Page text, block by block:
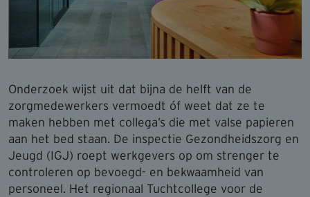
Onderzoek wijst uit dat bijna de helft van de
zorgmedewerkers vermoedt óf weet dat ze te
maken hebben met collega’s die met valse papieren
aan het bed staan. De inspectie Gezondheidszorg en
Jeugd (IGJ) roept werkgevers op om strenger te
controleren op bevoegd- en bekwaamheid van
personeel. Het regionaal Tuchtcollege voor de